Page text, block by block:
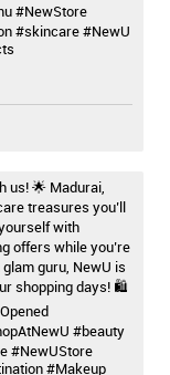
#NewStore
#skincare#NewU
us! 🌟 Madurai,
treasures you’ll
with
offers while you’re
guru, NewU is
shopping days! 🛍️
#beauty
#NewUStore
#Makeup